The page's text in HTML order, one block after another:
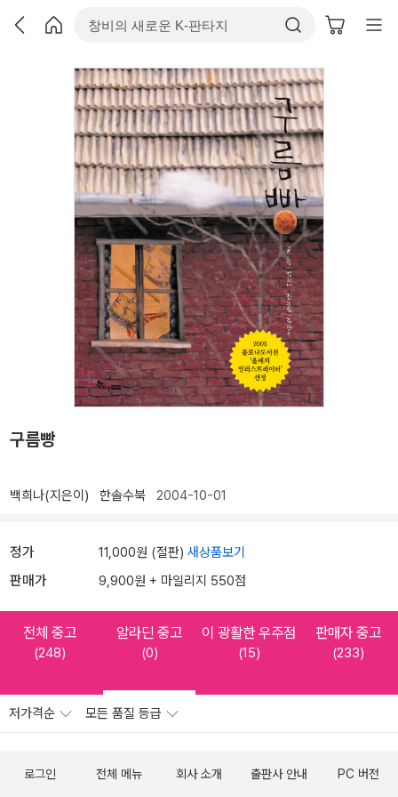
구름빵
백희나(지은이) 한솔수북 2004-10-01
정가 11,000원 (절판) 새상품보기
판매가 9,900원 + 마일리지 550점
전체 중고
(248)
알라딘 중고
(0)
이 광활한 우주점
(15)
판매자 중고
(233)
저가격순 모든 품질 등급
로그인 전체 메뉴 회사 소개 출판사 안내 PC 버전